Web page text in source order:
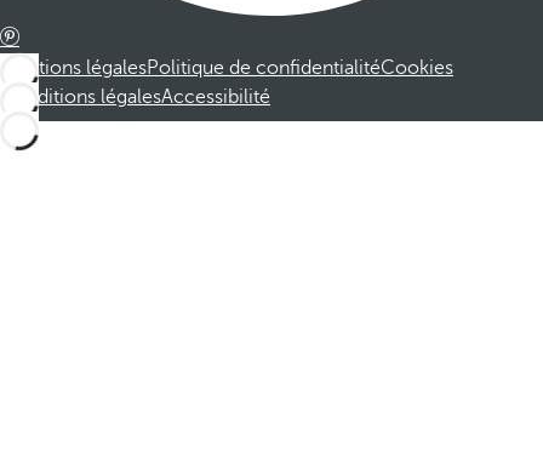
Mentions légalesPolitique de confidentialitéCookies
Conditions légalesAccessibilité